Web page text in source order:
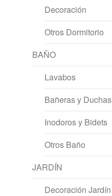
Decoración
Otros Dormitorio
BAÑO
Lavabos
Bañeras y Duchas
Inodoros y Bidets
Otros Baño
JARDÍN
Decoración Jardín